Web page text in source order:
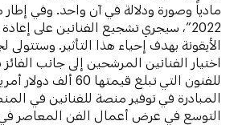
مادياً وصورة ودلالة في آن واحد. وفي
2022”، سيجري تشجيع الفنانين على
الأيقونة بهدف إحياء هذا التأثير. وستتولى
اختيار الفنانين المرشحين إلى جانب الفائز
للفنون التي تبلغ قيمتها
المبادرة في توفير منصة للفنانين في
التوسع في عرض أعمال الفن المعاصر في